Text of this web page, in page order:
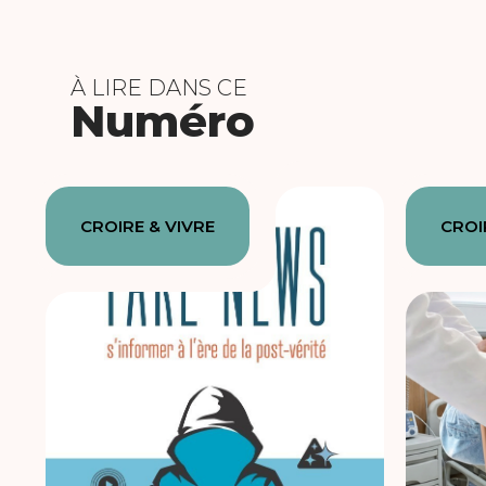
À LIRE DANS CE
Numéro
CROIRE & VIVRE